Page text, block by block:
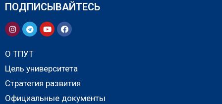
ПОДПИСЫВАЙТЕСЬ
О ТПУТ
Цель университета
Стратегия развития
Официальные документы